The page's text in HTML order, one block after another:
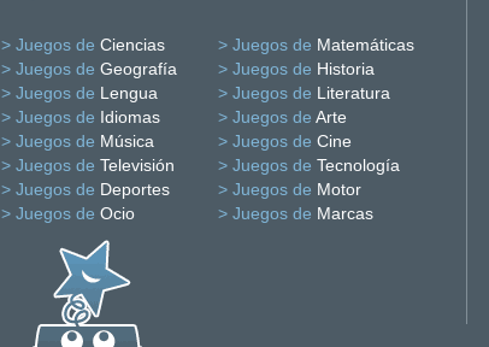
> Juegos de Ciencias > Juegos de Matemáticas
> Juegos de Geografía > Juegos de Historia
> Juegos de Lengua > Juegos de Literatura
> Juegos de Idiomas > Juegos de Arte
> Juegos de Música > Juegos de Cine
> Juegos de Televisión > Juegos de Tecnología
> Juegos de Deportes > Juegos de Motor
> Juegos de Ocio > Juegos de Marcas